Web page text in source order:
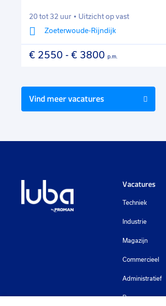
20 tot 32 uur
Uitzicht op vast
Zoeterwoude-Rijndijk
€ 2550 - € 3800 p.m.
Vind meer vacatures
Vacatures
Techniek
Industrie
Magazijn
Commercieel
Administratief
Bouw